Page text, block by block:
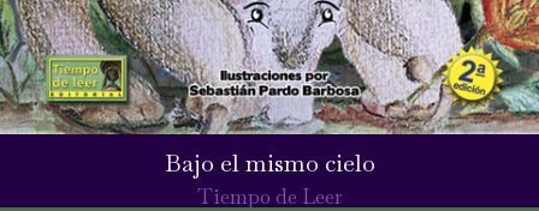
Bajo el mismo cielo
Tiempo de Leer